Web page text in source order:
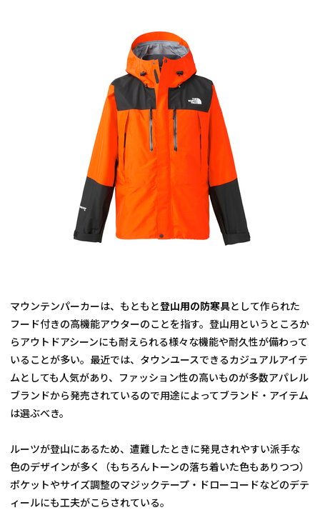
マウンテンパーカーは、もともと登山用の防寒具として作られた
フード付きの高機能アウターのことを指す。登山用というところか
らアウトドアシーンにも耐えられる様々な機能や耐久性が備わって
いることが多い。最近では、タウンユースできるカジュアルアイテ
ムとしても人気があり、ファッション性の高いものが多数アパレル
ブランドから発売されているので用途によってブランド・アイテム
は選ぶべき。
ルーツが登山にあるため、遭難したときに発見されやすい派手な
色のデザインが多く（もちろんトーンの落ち着いた色もありつつ）
ポケットやサイズ調整のマジックテープ・ドローコードなどのデテ
ィールにも工夫がこらされている。